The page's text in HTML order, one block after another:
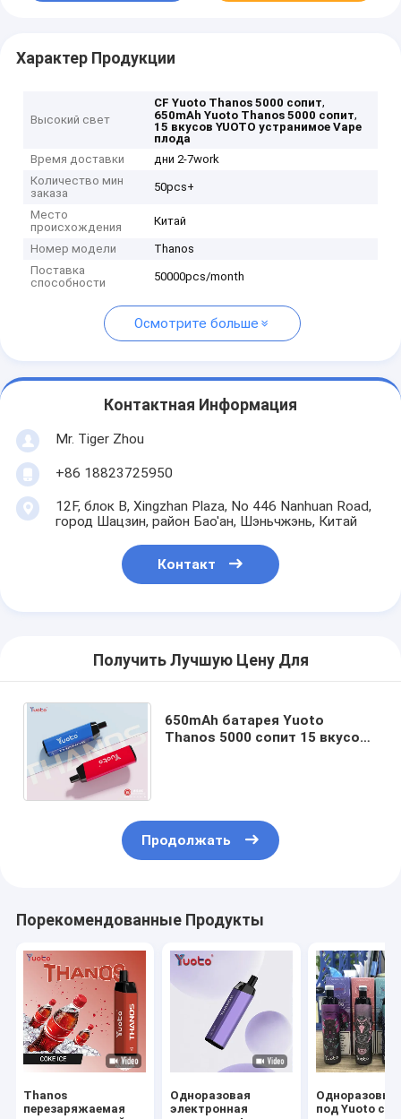
Характер Продукции
Высокий свет
CF Yuoto Thanos 5000 сопит,
650mAh Yuoto Thanos 5000 сопит,
15 вкусов YUOTO устранимое Vape
плода
Время доставки
дни 2-7work
Количество мин
заказа
50pcs+
Место
происхождения
Китай
Номер модели
Thanos
Поставка
способности
50000pcs/month
Осмотрите больше
Контактная Информация
Mr. Tiger Zhou
+86 18823725950
12F, блок B, Xingzhan Plaza, No 446 Nanhuan Road,
город Шацзин, район Бао'ан, Шэньчжэнь, Китай
Контакт
Получить Лучшую Цену Для
650mAh батарея Yuoto
Thanos 5000 сопит 15 вкусов
Продолжать
Порекомендованные Продукты
Thanos
перезаряжаемая
Одноразовая
электронная
Одноразовый
под Yuoto с